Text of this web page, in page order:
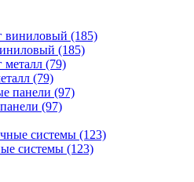
(185)
(79)
(97)
системы (123)